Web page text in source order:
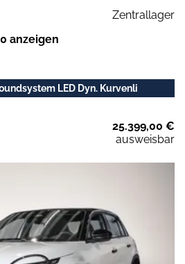
Zentrallager
anzeigen
LED Dyn. Kurvenli
25.399,00 €
ausweisbar